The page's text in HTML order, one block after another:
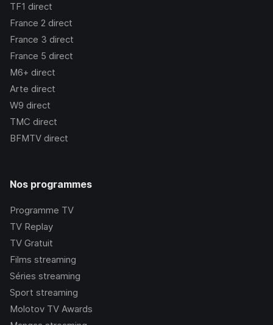
TF1 direct
France 2 direct
France 3 direct
France 5 direct
M6+ direct
Arte direct
W9 direct
TMC direct
BFMTV direct
Nos programmes
Programme TV
TV Replay
TV Gratuit
Films streaming
Séries streaming
Sport streaming
Molotov TV Awards